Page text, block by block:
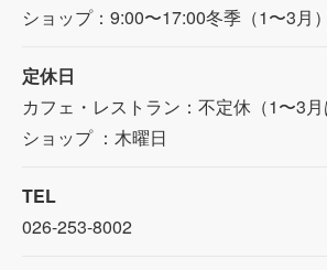
ショップ：9:00〜17:00冬季（1〜3月
定休日
カフェ・レストラン：不定休（1〜3月
ショップ ：木曜日
TEL
026-253-8002